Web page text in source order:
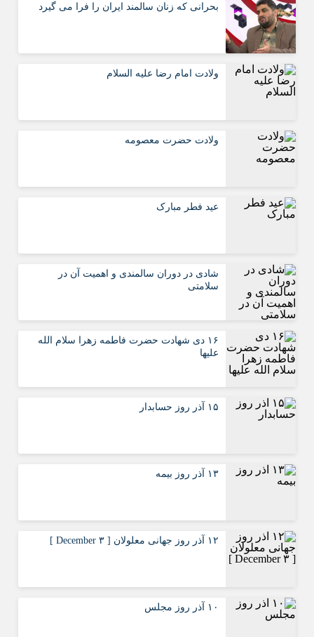
بحرانی که زنان سالمند ایران را فرا می گیرد
ولادت امام رضا علیه السلام
ولادت حضرت معصومه
عید فطر مبارک
شادی در دوران سالمندی و اهمیت آن در
سلامتی
۱۶ دی شهادت حضرت فاطمه زهرا سلام الله
علیها
۱۵ آذر روز حسابدار
۱۳ آذر روز بیمه
۱۲ آذر روز جهانی معلولان [ ۳ December ]
۱۰ آذر روز مجلس